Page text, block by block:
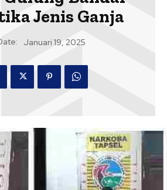
Jenis Ganja
Januari 19, 2025